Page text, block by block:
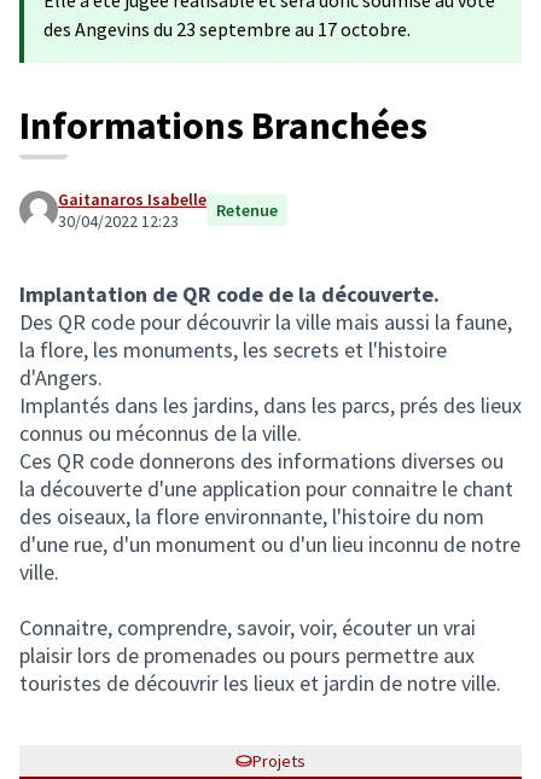
des Angevins du 23 septembre au 17 octobre.
Informations Branchées
Gaitanaros Isabelle
30/04/2022 12:23
Retenue
Implantation de QR code de la découverte.
Des QR code pour découvrir la ville mais aussi la faune,
la flore, les monuments, les secrets et l'histoire
d'Angers.
Implantés dans les jardins, dans les parcs, prés des lieux
connus ou méconnus de la ville.
Ces QR code donnerons des informations diverses ou
la découverte d'une application pour connaitre le chant
des oiseaux, la flore environnante, l'histoire du nom
d'une rue, d'un monument ou d'un lieu inconnu de notre
ville.
Connaitre, comprendre, savoir, voir, écouter un vrai
plaisir lors de promenades ou pours permettre aux
touristes de découvrir les lieux et jardin de notre ville.
Projets